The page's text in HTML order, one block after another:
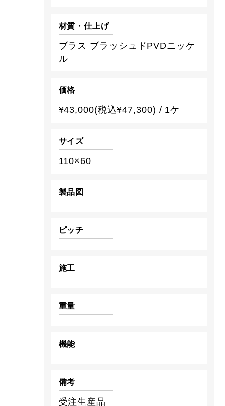
材質・仕上げ
ブラス ブラッシュドPVDニッケ
ル
価格
¥43,000(税込¥47,300) / 1ケ
サイズ
110×60
製品図
ピッチ
施工
重量
機能
備考
受注生産品